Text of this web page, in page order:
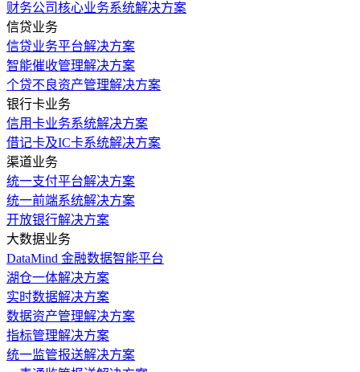
财务公司核心业务系统解决方案
信贷业务
信贷业务平台解决方案
智能催收管理解决方案
个贷不良资产管理解决方案
银行卡业务
信用卡业务系统解决方案
借记卡及IC卡系统解决方案
渠道业务
统一支付平台解决方案
统一前端系统解决方案
开放银行解决方案
大数据业务
DataMind 金融数据智能平台
湖仓一体解决方案
实时数据解决方案
数据资产管理解决方案
指标管理解决方案
统一监管报送解决方案